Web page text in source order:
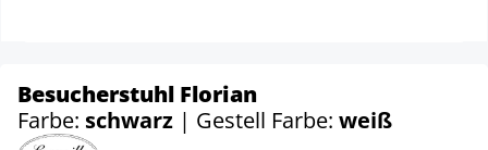
Besucherstuhl Florian
Farbe: schwarz | Gestell Farbe: weiß